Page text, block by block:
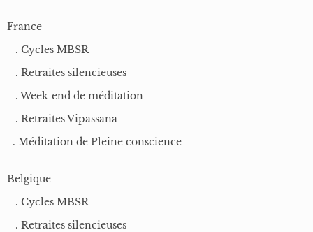
France
. Cycles MBSR
. Retraites silencieuses
. Week-end de méditation
. Retraites Vipassana
. Méditation de Pleine conscience
Belgique
. Cycles MBSR
. Retraites silencieuses